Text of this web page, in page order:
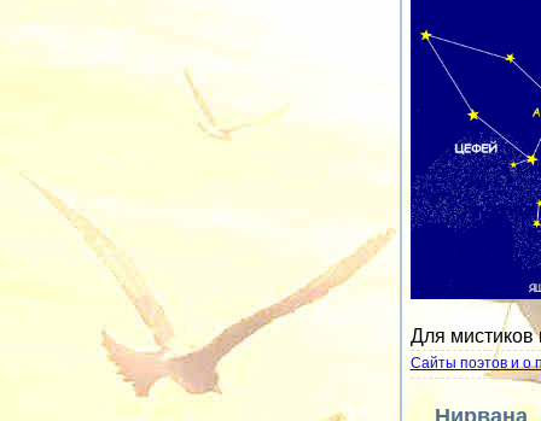
Для
Сайты поэтов и о
Нирвана